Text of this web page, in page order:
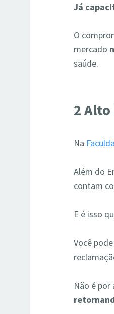
Já
O
mercado
saúde.
2 Alto
Na
Além do
contam
E é isso
Você
Não é